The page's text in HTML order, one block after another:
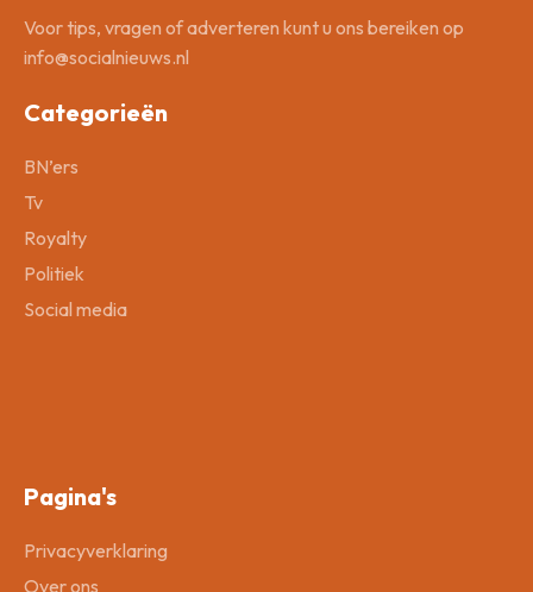
Voor tips, vragen of adverteren kunt u ons bereiken op
info@socialnieuws.nl
Categorieën
BN’ers
Tv
Royalty
Politiek
Social media
Pagina's
Privacyverklaring
Over ons